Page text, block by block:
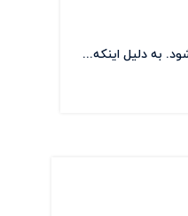
به دلیل اینکه...